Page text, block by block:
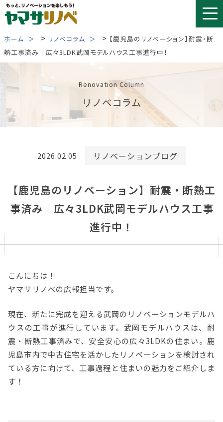
Skip
to
ホーム > リノベコラム > 【鹿児島のリノベーション】耐震・断
熱工事済み｜広々3LDK武岡モデルハウス工事進行中！
Renovation Column
リノベコラム
2026.02.05 リノベーションブログ
【鹿児島のリノベーション】耐震・断熱工
事済み｜広々3LDK武岡モデルハウス工事
進行中！
こんにちは！
ヤマサリノベの広報担当です。
現在、新たに完成を迎える武岡のリノベーションモデルハ
ウスの工事が進行しています。武岡モデルハウスは、耐
震・断熱工事済みで、安全安心の広々3LDKの住まい。鹿
児島市内で中古住宅を活かしたリノベーションを検討され
ている方に向けて、工事過程と住まいの魅力をご紹介しま
す！